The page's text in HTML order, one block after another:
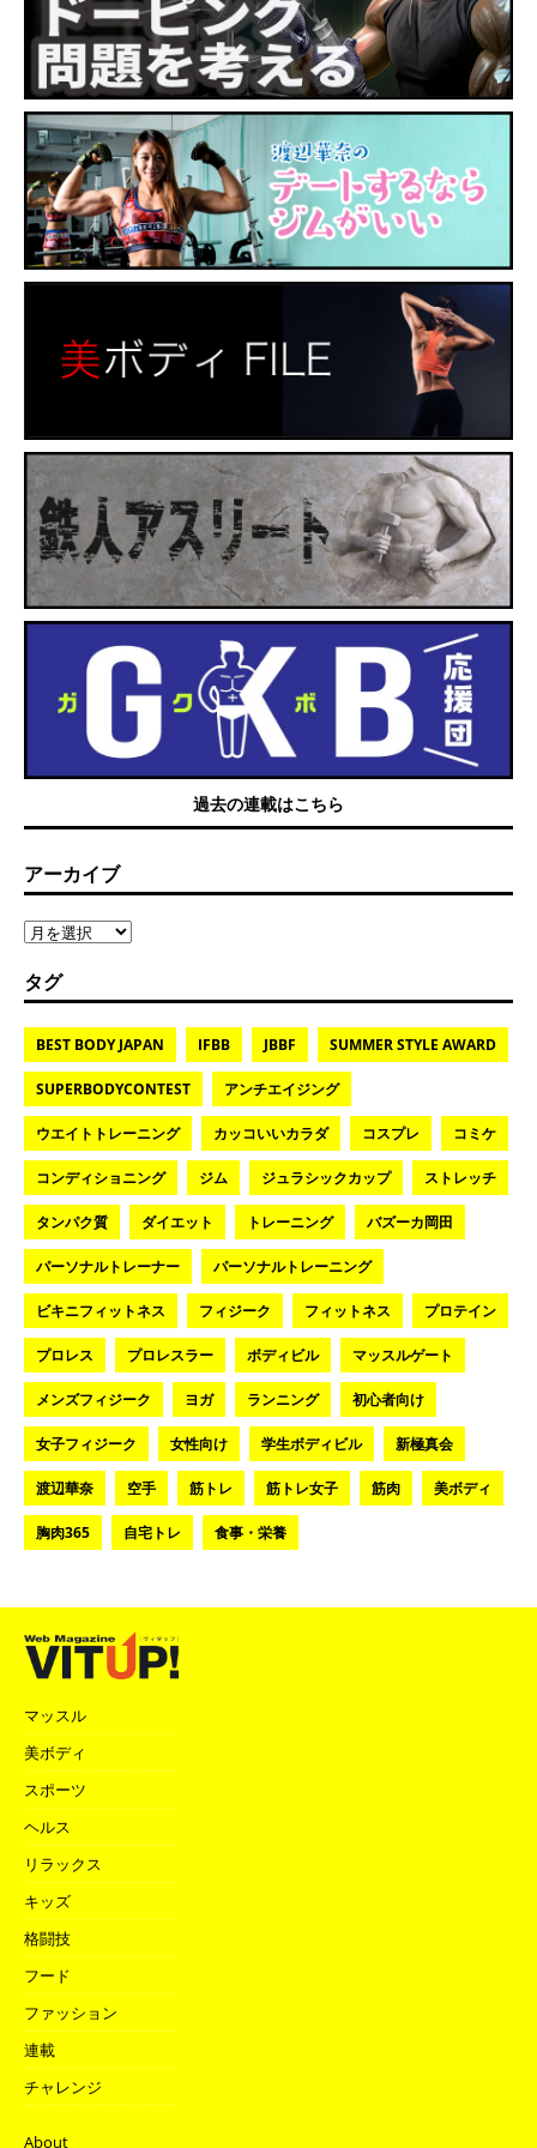
過去の連載はこちら
アーカイブ
タグ
BEST BODY JAPAN IFBB JBBF SUMMER STYLE AWARD
SUPERBODYCONTEST アンチエイジング
ウエイトトレーニング カッコいいカラダ コスプレ コミケ
コンディショニング ジム ジュラシックカップ ストレッチ
タンパク質 ダイエット トレーニング バズーカ岡田
パーソナルトレーナー パーソナルトレーニング
ビキニフィットネス フィジーク フィットネス プロテイン
プロレス プロレスラー ボディビル マッスルゲート
メンズフィジーク ヨガ ランニング 初心者向け
女子フィジーク 女性向け 学生ボディビル 新極真会
渡辺華奈 空手 筋トレ 筋トレ女子 筋肉 美ボディ
胸肉365 自宅トレ 食事・栄養
マッスル
美ボディ
スポーツ
ヘルス
リラックス
キッズ
格闘技
フード
ファッション
連載
チャレンジ
About